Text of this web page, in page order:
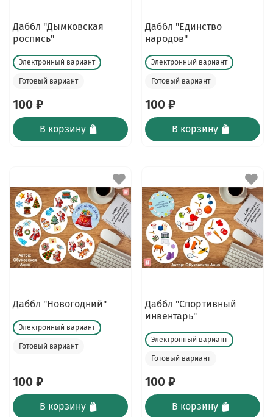
Даббл "Дымковская
роспись"
Электронный вариант
Готовый вариант
100 ₽
В корзину
Даббл "Единство
народов"
Электронный вариант
Готовый вариант
100 ₽
В корзину
Даббл "Новогодний"
Электронный вариант
Готовый вариант
100 ₽
В корзину
Даббл "Спортивный
инвентарь"
Электронный вариант
Готовый вариант
100 ₽
В корзину